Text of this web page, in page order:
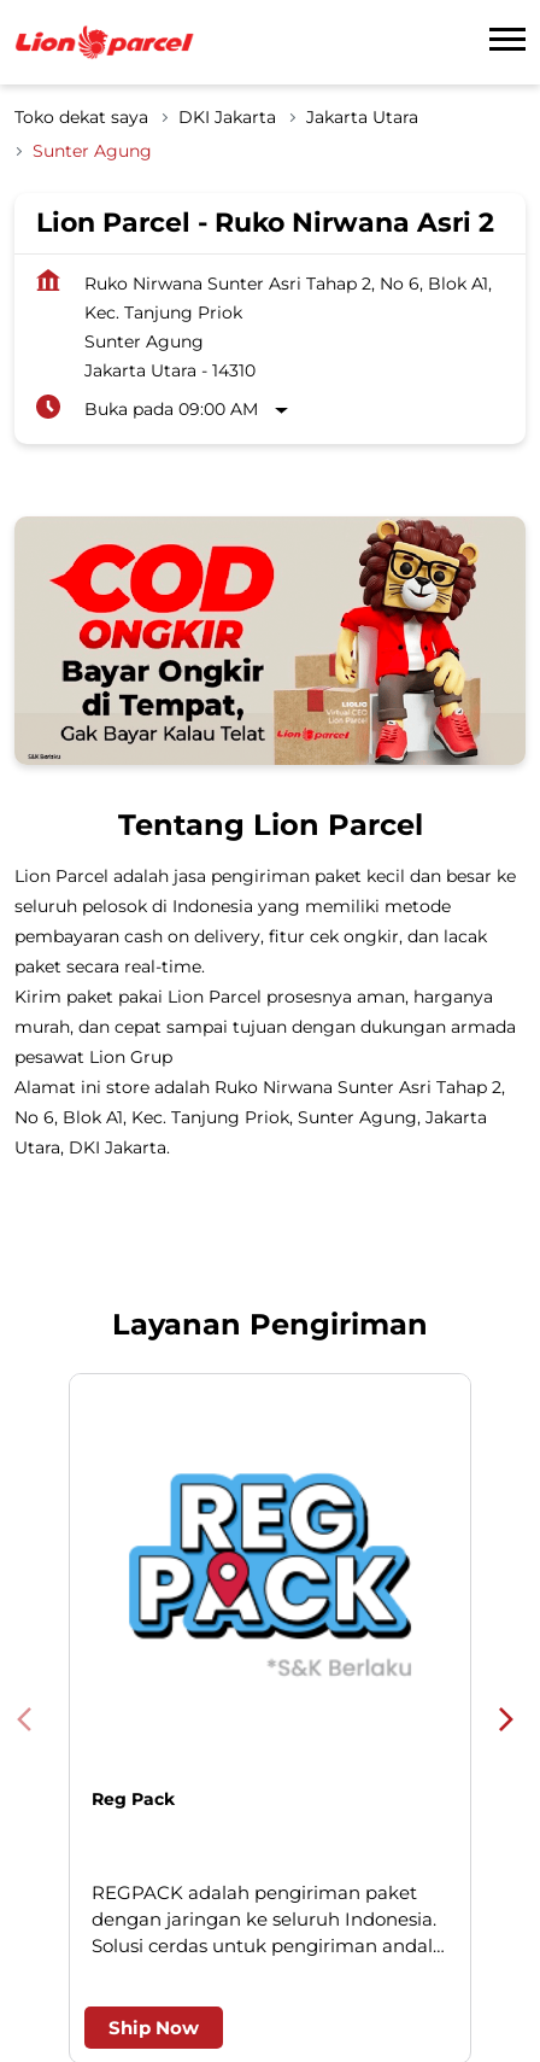
Toko dekat saya DKI Jakarta
Jakarta Utara
Sunter Agung
Lion Parcel - Ruko Nirwana Asri 2
Ruko Nirwana Sunter Asri Tahap 2, No 6, Blok A1,
Kec. Tanjung Priok
Sunter Agung
Jakarta Utara - 14310
Buka pada 09:00 AM
Tentang Lion Parcel
Lion Parcel adalah jasa pengiriman paket kecil dan besar ke
seluruh pelosok di Indonesia yang memiliki metode
pembayaran cash on delivery, fitur cek ongkir, dan lacak
paket secara real-time.
Kirim paket pakai Lion Parcel prosesnya aman, harganya
murah, dan cepat sampai tujuan dengan dukungan armada
pesawat Lion Grup
Alamat ini store adalah Ruko Nirwana Sunter Asri Tahap 2,
No 6, Blok A1, Kec. Tanjung Priok, Sunter Agung, Jakarta
Utara, DKI Jakarta.
Layanan Pengiriman
Reg Pack
REGPACK adalah pengiriman paket
dengan jaringan ke seluruh Indonesia.
Solusi cerdas untuk pengiriman andal
Ship Now